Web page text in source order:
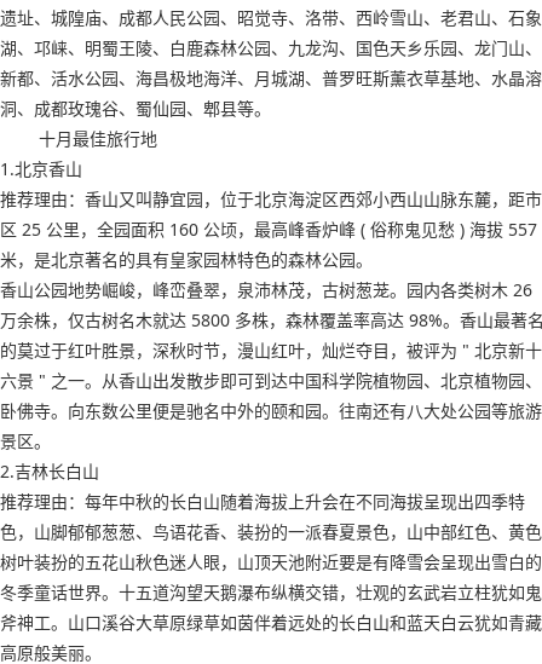
遗址、城隍庙、成都人民公园、昭觉寺、洛带、西岭雪山、老君山、石象
湖、邛崃、明蜀王陵、白鹿森林公园、九龙沟、国色天乡乐园、龙门山、
新都、活水公园、海昌极地海洋、月城湖、普罗旺斯薰衣草基地、水晶溶
洞、成都玫瑰谷、蜀仙园、郫县等。
十月最佳旅行地
1.北京香山
推荐理由：香山又叫静宜园，位于北京海淀区西郊小西山山脉东麓，距市
区 25 公里，全园面积 160 公顷，最高峰香炉峰 ( 俗称鬼见愁 ) 海拔 557
米，是北京著名的具有皇家园林特色的森林公园。
香山公园地势崛峻，峰峦叠翠，泉沛林茂，古树葱茏。园内各类树木 26
万余株，仅古树名木就达 5800 多株，森林覆盖率高达 98%。香山最著
的莫过于红叶胜景，深秋时节，漫山红叶，灿烂夺目，被评为 " 北京新十
六景 " 之一。从香山出发散步即可到达中国科学院植物园、北京植物园、
卧佛寺。向东数公里便是驰名中外的颐和园。往南还有八大处公园等旅游
景区。
2.吉林长白山
推荐理由：每年中秋的长白山随着海拔上升会在不同海拔呈现出四季特
色，山脚郁郁葱葱、鸟语花香、装扮的一派春夏景色，山中部红色、黄色
树叶装扮的五花山秋色迷人眼，山顶天池附近要是有降雪会呈现出雪白的
冬季童话世界。十五道沟望天鹅瀑布纵横交错，壮观的玄武岩立柱犹如鬼
斧神工。山口溪谷大草原绿草如茵伴着远处的长白山和蓝天白云犹如青藏
高原般美丽。